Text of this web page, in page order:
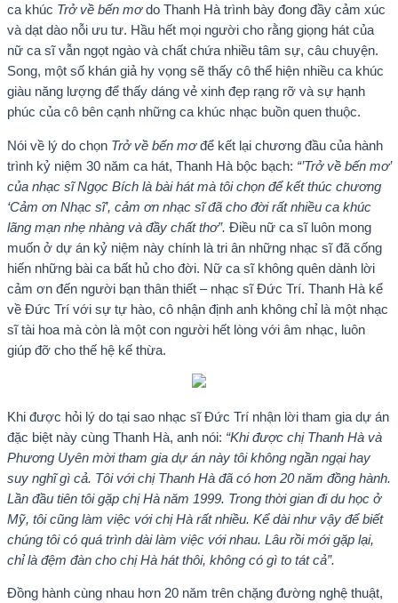
ca khúc Trở về bến mơdo Thanh Hà trình bày đong đầy cảm xúc
và dạt dào nỗi ưu tư. Hầu hết mọi người cho rằng giọng hát của
nữ ca sĩ vẫn ngọt ngào và chất chứa nhiều tâm sự, câu chuyện.
Song, một số khán giả hy vọng sẽ thấy cô thể hiện nhiều ca khúc
giàu năng lượng để thấy dáng vẻ xinh đẹp rạng rỡ và sự hạnh
phúc của cô bên cạnh những ca khúc nhạc buồn quen thuộc.
Nói về lý do chọn Trở về bến mơđể kết lại chương đầu của hành
trình kỷ niệm 30 năm ca hát, Thanh Hà bộc bạch: “’Trở về bến mơ’
của nhạc sĩ Ngọc Bích là bài hát mà tôi chọn để kết thúc chương
‘Cảm ơn Nhạc sĩ’, cảm ơn nhạc sĩ đã cho đời rất nhiều ca khúc
lãng mạn nhẹ nhàng và đầy chất thơ”. Điều nữ ca sĩ luôn mong
muốn ở dự án kỷ niệm này chính là tri ân những nhạc sĩ đã cống
hiến những bài ca bất hủ cho đời. Nữ ca sĩ không quên dành lời
cảm ơn đến người bạn thân thiết – nhạc sĩ Đức Trí. Thanh Hà kể
về Đức Trí với sự tự hào, cô nhận định anh không chỉ là một nhạc
sĩ tài hoa mà còn là một con người hết lòng với âm nhạc, luôn
giúp đỡ cho thế hệ kế thừa.
Khi được hỏi lý do tại sao nhạc sĩ Đức Trí nhận lời tham gia dự án
đặc biệt này cùng Thanh Hà, anh nói: “Khi được chị Thanh Hà và
Phương Uyên mời tham gia dự án này tôi không ngần ngại hay
suy nghĩ gì cả. Tôi với chị Thanh Hà đã có hơn 20 năm đồng hành.
Lần đầu tiên tôi gặp chị Hà năm 1999. Trong thời gian đi du học ở
Mỹ, tôi cũng làm việc với chị Hà rất nhiều. Kể dài như vậy để biết
chúng tôi có quá trình dài làm việc với nhau. Lâu rồi mới gặp lại,
chỉ là đệm đàn cho chị Hà hát thôi, không có gì to tát cả”.
Đồng hành cùng nhau hơn 20 năm trên chặng đường nghệ thuật,